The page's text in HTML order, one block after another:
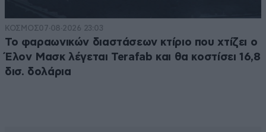
ΚΟΣΜΟΣ07·08·2026 23:03
Το φαραωνικών διαστάσεων κτίριο που χτίζει ο
Έλον Μασκ λέγεται Terafab και θα κοστίσει 16,8
δισ. δολάρια